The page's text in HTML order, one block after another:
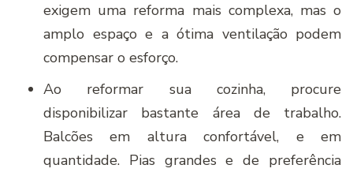
exigem uma reforma mais complexa, mas o
amplo espaço e a ótima ventilação podem
compensar o esforço.
Ao reformar sua cozinha, procure
disponibilizar bastante área de trabalho.
Balcões em altura confortável, e em
quantidade. Pias grandes e de preferência